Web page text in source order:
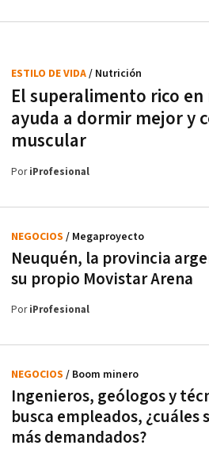
El superalimento rico en
ayuda a dormir mejor y
muscular
ESTILO DE VIDA/ Nutrición
PoriProfesional
Neuquén, la provincia
su propio Movistar Arena
NEGOCIOS / Megaproyecto
PoriProfesional
Ingenieros, geólogos y
busca empleados, ¿cuáles
más demandados?
NEGOCIOS / Boom minero